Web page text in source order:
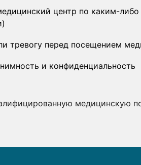
центр по каким-
тревогу перед посещением
и конфиденциальность
медицинскую